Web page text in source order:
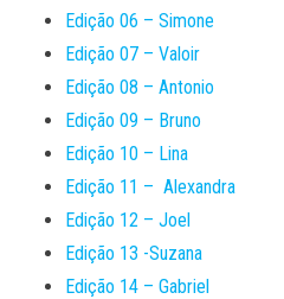
Edição 06 – Simone
Edição 07 – Valoir
Edição 08 – Antonio
Edição 09 – Bruno
Edição 10 – Lina
Edição 11 – Alexandra
Edição 12 – Joel
Edição 13 -Suzana
Edição 14 – Gabriel